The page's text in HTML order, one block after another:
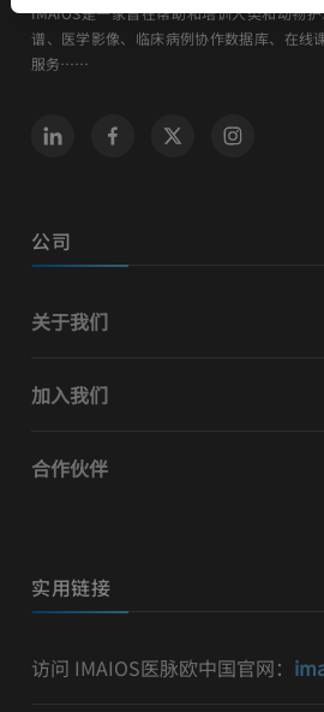
IMAIOS是一家旨在帮助和培训人类和动物
谱、医学影像、临床病例协作数据库、在线
服务……
公司
关于我们
加入我们
合作伙伴
实用链接
访问 IMAIOS医脉欧中国官网：